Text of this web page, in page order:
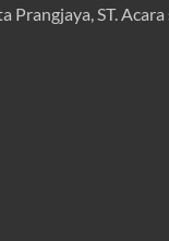
Prangjaya, ST.